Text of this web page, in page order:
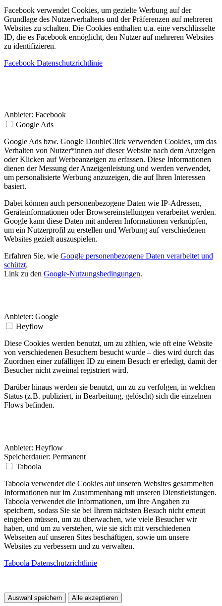
Facebook verwendet Cookies, um gezielte Werbung auf der
Grundlage des Nutzerverhaltens und der Präferenzen auf mehreren
Websites zu schalten. Die Cookies enthalten u.a. eine verschlüsselte
ID, die es Facebook ermöglicht, den Nutzer auf mehreren Websites
zu identifizieren.
Facebook Datenschutzrichtlinie
Anbieter: Facebook
Google Ads
Google Ads bzw. Google DoubleClick verwenden Cookies, um das
Verhalten von Nutzer*innen auf dieser Website nach dem Anzeigen
oder Klicken auf Werbeanzeigen zu erfassen. Diese Informationen
dienen der Messung der Anzeigenleistung und werden verwendet,
um personalisierte Werbung anzuzeigen, die auf Ihren Interessen
basiert.
Dabei können auch personenbezogene Daten wie IP-Adressen,
Geräteinformationen oder Browsereinstellungen verarbeitet werden.
Google kann diese Daten mit anderen Informationen verknüpfen,
um ein Nutzerprofil zu erstellen und Werbung auf verschiedenen
Websites gezielt auszuspielen.
Erfahren Sie, wie Google personenbezogene Daten verarbeitet und
schützt.
Link zu den Google-Nutzungsbedingungen.
Anbieter: Google
Heyflow
Diese Cookies werden benutzt, um zu zählen, wie oft eine Website
von verschiedenen Besuchern besucht wurde – dies wird durch das
Zuordnen einer zufälligen ID zu einem Besuch er erledigt, damit der
Besucher nicht zweimal registriert wird.
Darüber hinaus werden sie benutzt, um zu zu verfolgen, in welchen
Status (z.B. publiziert, in Bearbeitung, gelöscht) sich die einzelnen
Flows befinden.
Anbieter: Heyflow
Speicherdauer: Permanent
Taboola
Taboola verwendet die Cookies auf unseren Websites gesammelten
Informationen nur im Zusammenhang mit unseren Dienstleistungen.
Taboola verwendet die Informationen, um Ihre Angaben zu
speichern, sodass Sie sie bei Ihrem nächsten Besuch nicht erneut
eingeben müssen, um zu überwachen, wie viele Besucher wir
haben, und um zu verstehen, wie sie sich mit verschiedenen
Webseiten auf unseren Sites beschäftigen, sowie um unsere
Websites zu verbessern und zu verwalten.
Taboola Datenschutzrichtlinie
Auswahl speichern Alle akzeptieren